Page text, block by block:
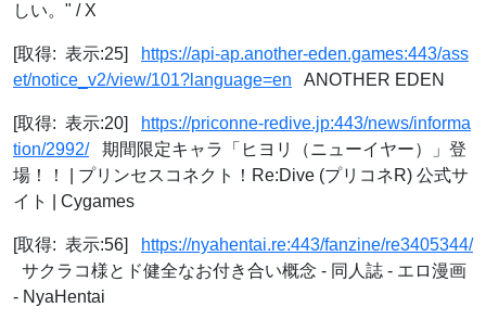
しい。" / X
[取得: 表示:25]
https://api-ap.another-eden.games:443/ass
et/notice_v2/view/101?language=en ANOTHER EDEN
[取得: 表示:20]
https://priconne-redive.jp:443/news/informa
tion/2992/期間限定キャラ「ヒヨリ（ニューイヤー）」登
場！！ | プリンセスコネクト！Re:Dive (プリコネR) 公式サ
イト | Cygames
[取得: 表示:56]
https://nyahentai.re:443/fanzine/re3405344/
サクラコ様とド健全なお付き合い概念 - 同人誌 - エロ漫画
- NyaHentai